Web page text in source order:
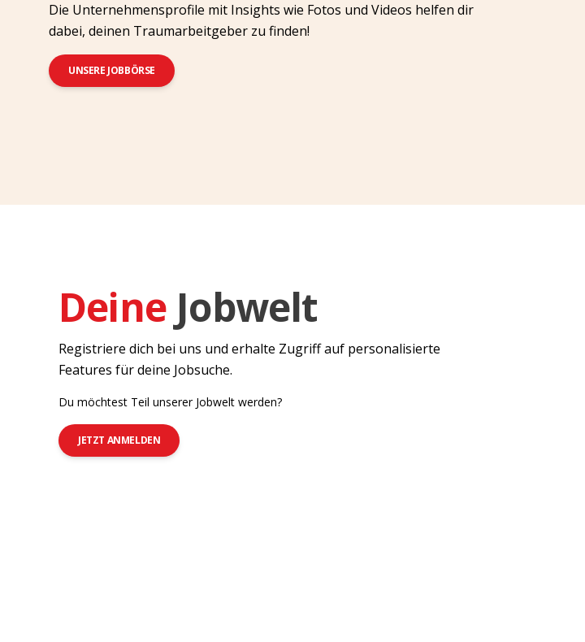
Die Unternehmensprofile mit Insights wie Fotos und Videos helfen dir
dabei, deinen Traumarbeitgeber zu finden!
UNSERE JOBBÖRSE
Deine Jobwelt
Registriere dich bei uns und erhalte Zugriff auf personalisierte
Features für deine Jobsuche.
Du möchtest Teil unserer Jobwelt werden?
JETZT ANMELDEN